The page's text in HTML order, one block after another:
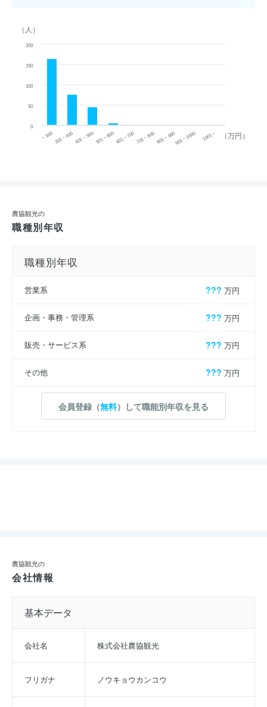
（万円）
（人）
~ 300 301 ~ 400 401 ~ 500501 ~ 600601 ~ 700701 ~ 800801 ~ 900901 ~ 1000 1001 ~
0
50
100
150
200
農協観光の
職種別年収
職種別年収
営業系 ??? 万円
企画・事務・管理系 ??? 万円
販売・サービス系 ??? 万円
その他 ??? 万円
会員登録（無料）して職能別年収を見る
農協観光の
会社情報
基本データ
会社名 株式会社農協観光
フリガナ ノウキョウカンコウ